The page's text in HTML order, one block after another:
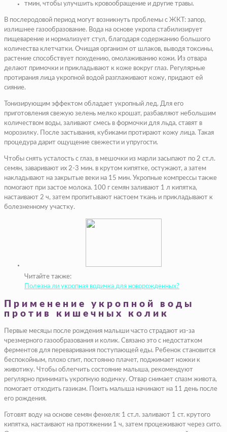
тмин, чтобы улучшить кровообращение и другие травы.
В послеродовой период могут возникнуть проблемы с ЖКТ: запор,
излишнее газообразование. Вода на основе укропа стабилизирует
пищеварение и нормализует стул, благодаря содержанию большого
количества клетчатки. Очищая организм от шлаков, выводя токсины,
растение способствует похудению, омолаживанию кожи. Из отвара
делают примочки и прикладывают к коже вокруг глаз. Регулярные
протирания лица укропной водой разглаживают кожу, придают ей
сияние.
Тонизирующим эффектом обладает укропный лед. Для его
приготовления свежую зелень мелко крошат, разбавляют небольшим
количеством воды, заливают смесь в формочки для льда, ставят в
морозилку. После застывания, кубиками протирают кожу лица. Такая
процедура дарит ощущение свежести и упругости.
Чтобы снять усталость с глаз, в мешочки из марли засыпают по 2 ст.л.
семян, заваривают их 2-3 мин. в крутом кипятке, остужают, а затем
накладывают на закрытые веки на 15 мин. Укропные компрессы также
помогают при застое молока. 100 г семян заливают 1 л кипятка,
настаивают 2 ч, затем пропитывают настоем ткань и прикладывают к
болезненному участку.
Читайте также:
Полезна ли укропная водичка для новорожденных?
Применение укропной воды
против кишечных колик
Первые месяцы после рождения малыши часто страдают из-за
чрезмерного газообразования и колик. Связано это с недостатком
ферментов для переваривания поступающей еды. Ребенок становится
беспокойным, плохо спит, постоянно плачет, поджимает ножки к
животику. Чтобы облегчить состояние малыша, рекомендуют
регулярно принимать укропную водичку. Отвар снимает спазм живота,
помогает отходить газикам. Поить малыша начинают на 11 день после
его рождения.
Готовят воду на основе семян фенхеля: 1 ст.л. заливают 1 ст. крутого
кипятка, настаивают на протяжении 1 ч, затем процеживают через сито.